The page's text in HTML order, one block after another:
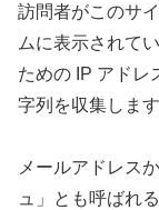
訪問者がこのサ
ムに表示されて
ための IP アドレ
字列を収集します
メールアドレス
ュ」とも呼ばれ